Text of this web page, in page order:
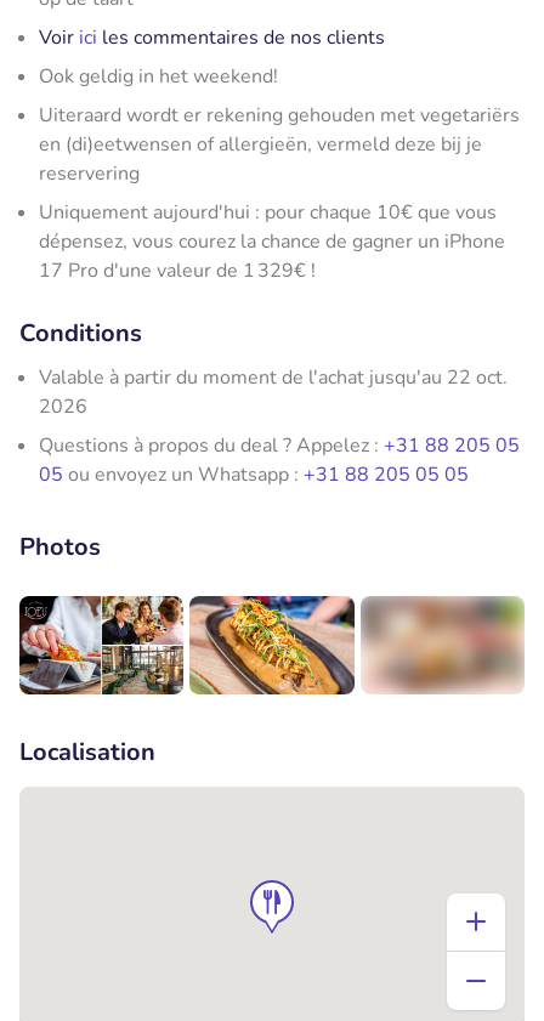
Voir ici les commentaires de nos clients
Ook geldig in het weekend!
Uiteraard wordt er rekening gehouden met vegetariërs
en (di)eetwensen of allergieën, vermeld deze bij je
reservering
Uniquement aujourd'hui : pour chaque 10€ que vous
dépensez, vous courez la chance de gagner un iPhone
17 Pro d'une valeur de 1 329€ !
Conditions
Valable à partir du moment de l'achat jusqu'au 22 oct.
2026
Questions à propos du deal ? Appelez : +31 88 205 05
05 ou envoyez un Whatsapp : +31 88 205 05 05
Photos
Localisation